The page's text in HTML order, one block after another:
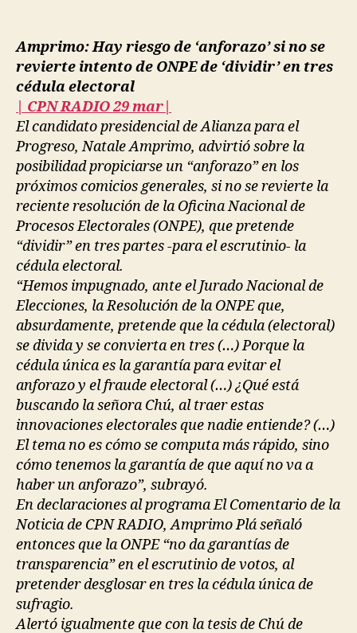
Amprimo: Hay riesgo de ‘anforazo’ si no se
revierte intento de ONPE de ‘dividir’ en tres
cédula electoral
| CPN RADIO 29 mar|
El candidato presidencial de Alianza para el
Progreso, Natale Amprimo, advirtió sobre la
posibilidad propiciarse un “anforazo” en los
próximos comicios generales, si no se revierte la
reciente resolución de la Oficina Nacional de
Procesos Electorales (ONPE), que pretende
“dividir” en tres partes -para el escrutinio- la
cédula electoral.
“Hemos impugnado, ante el Jurado Nacional de
Elecciones, la Resolución de la ONPE que,
absurdamente, pretende que la cédula (electoral)
se divida y se convierta en tres (…) Porque la
cédula única es la garantía para evitar el
anforazo y el fraude electoral (…) ¿Qué está
buscando la señora Chú, al traer estas
innovaciones electorales que nadie entiende? (…)
El tema no es cómo se computa más rápido, sino
cómo tenemos la garantía de que aquí no va a
haber un anforazo”, subrayó.
En declaraciones al programa El Comentario de la
Noticia de CPN RADIO, Amprimo Plá señaló
entonces que la ONPE “no da garantías de
transparencia” en el escrutinio de votos, al
pretender desglosar en tres la cédula única de
sufragio.
Alertó igualmente que con la tesis de Chú de